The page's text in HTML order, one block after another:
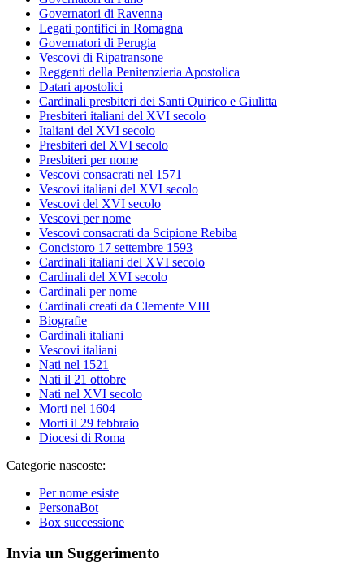
Governatori di Ravenna
Legati pontifici in Romagna
Governatori di Perugia
Vescovi di Ripatransone
Reggenti della Penitenzieria Apostolica
Datari apostolici
Cardinali presbiteri dei Santi Quirico e Giulitta
Presbiteri italiani del XVI secolo
Italiani del XVI secolo
Presbiteri del XVI secolo
Presbiteri per nome
Vescovi consacrati nel 1571
Vescovi italiani del XVI secolo
Vescovi del XVI secolo
Vescovi per nome
Vescovi consacrati da Scipione Rebiba
Concistoro 17 settembre 1593
Cardinali italiani del XVI secolo
Cardinali del XVI secolo
Cardinali per nome
Cardinali creati da Clemente VIII
Biografie
Cardinali italiani
Vescovi italiani
Nati nel 1521
Nati il 21 ottobre
Nati nel XVI secolo
Morti nel 1604
Morti il 29 febbraio
Diocesi di Roma
Categorie nascoste:
Per nome esiste
PersonaBot
Box successione
Invia un Suggerimento